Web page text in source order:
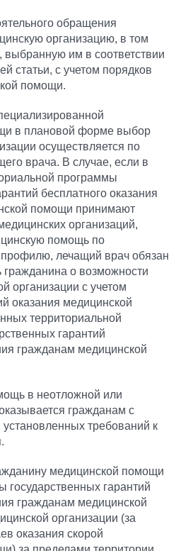
обращения
организацию, в том
выбранную им в соответствии
статьи, с учетом порядков
помощи.
в плановой форме выбор
осуществляется по
врача. В случае, если в
программы
бесплатного оказания
помощи принимают
организаций,
помощь по
лечащий врач обязан
о возможности
организации с учетом
оказания медицинской
территориальной
гарантий
гражданам медицинской
в неотложной или
гражданам с
требований к
медицинской помощи
государственных гарантий
гражданам медицинской
организации (за
оказания скорой